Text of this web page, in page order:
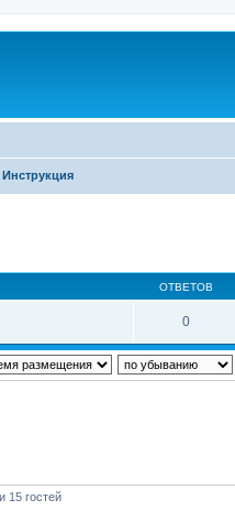
Инструкция
ОТВЕТОВ
0
15 гостей